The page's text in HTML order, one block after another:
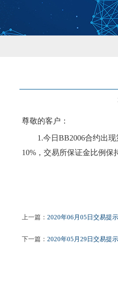
尊敬的客户：
1.今日 BB2006合约出现
10%，交易所保证金比例保
上一篇： 2020年06月05日交易提示
下一篇： 2020年05月29日交易提示